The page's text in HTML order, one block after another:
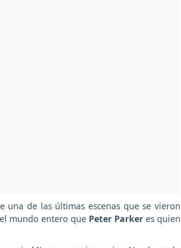
una de las últimas escenas que se vieron
mundo entero que Peter Parkeres quien